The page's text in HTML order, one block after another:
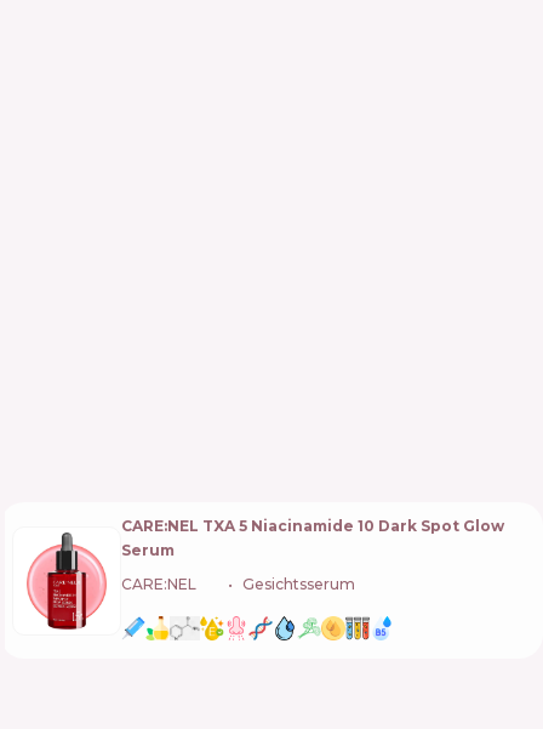
CARE:NEL TXA 5 Niacinamide 10 Dark Spot Glow
Serum
CARE:NEL
Gesichtsserum